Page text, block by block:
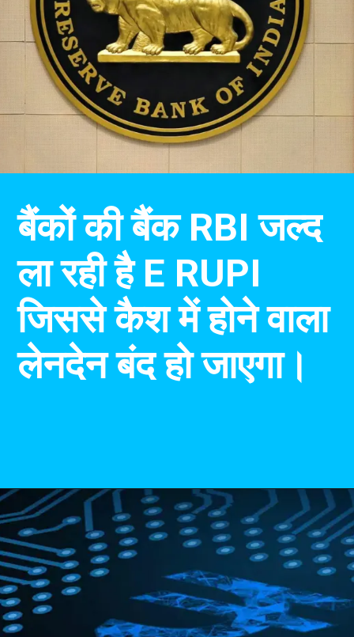
बैंकों की बैंक RBI जल्द
ला रही है E RUPI
जिससे कैश में होने वाला
लेनदेन बंद हो जाएगा।